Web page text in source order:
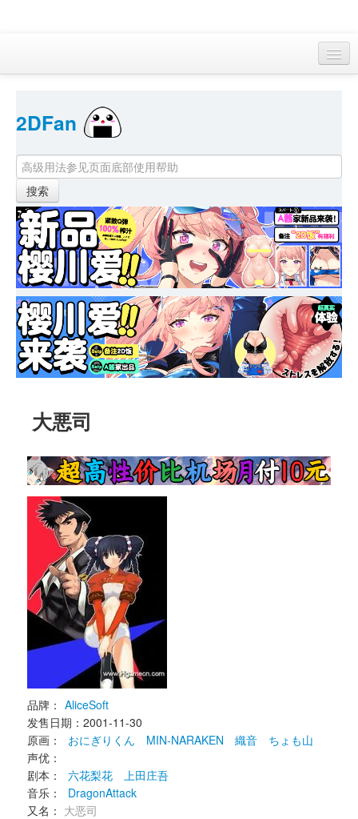
首页
找游戏
下资源
目录
本月新作
站内动态
小组
KF Online
2DFan
大悪司
品牌： AliceSoft
发售日期：2001-11-30
原画：
おにぎりくん MIN-NARAKEN 織音
ちょも山
声优：
剧本：
六花梨花
上田庄吾
音乐：
DragonAttack
又名： 大恶司